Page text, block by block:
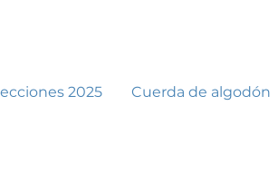
2025 Cuerda de algodón